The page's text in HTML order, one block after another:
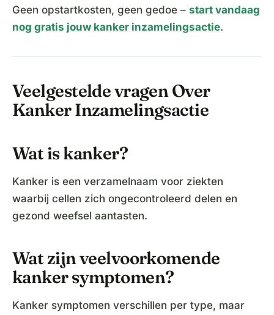
Geen opstartkosten, geen gedoe – start vandaag
nog gratis jouw kanker inzamelingsactie.
Veelgestelde vragen Over
Kanker Inzamelingsactie
Wat is kanker?
Kanker is een verzamelnaam voor ziekten
waarbij cellen zich ongecontroleerd delen en
gezond weefsel aantasten.
Wat zijn veelvoorkomende
kanker symptomen?
Kanker symptomen verschillen per type, maar